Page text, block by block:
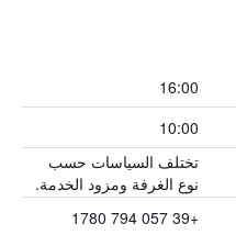
16:00
10:00
تختلف السياسات حسب
نوع الغرفة ومزود الخدمة.
+39 057 794 1780